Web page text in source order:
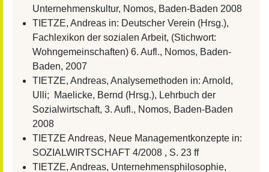
Unternehmenskultur, Nomos, Baden-Baden 2008
TIETZE, Andreas in: Deutscher Verein (Hrsg.),
Fachlexikon der sozialen Arbeit, (Stichwort:
Wohngemeinschaften) 6. Aufl., Nomos, Baden-
Baden, 2007
TIETZE, Andreas, Analysemethoden in: Arnold,
Ulli; Maelicke, Bernd (Hrsg.), Lehrbuch der
Sozialwirtschaft, 3. Aufl., Nomos, Baden-Baden
2008
TIETZE Andreas, Neue Managementkonzepte in:
SOZIALWIRTSCHAFT 4/2008 , S. 23 ff
TIETZE, Andreas, Unternehmensphilosophie,